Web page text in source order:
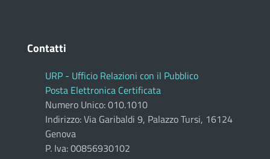
Contatti
URP - Ufficio Relazioni con il Pubblico
Posta Elettronica Certificata
Numero Unico: 010.1010
Indirizzo: Via Garibaldi 9, Palazzo Tursi, 16124
Genova
P. Iva: 00856930102